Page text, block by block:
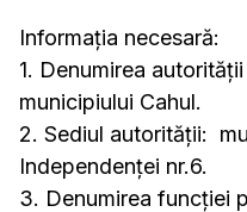
Informaţia necesară:
1. Denumirea
municipiului Cahul.
2. Sediul autorităţii:
Independenţei nr.6.
3. Denumirea funcţiei